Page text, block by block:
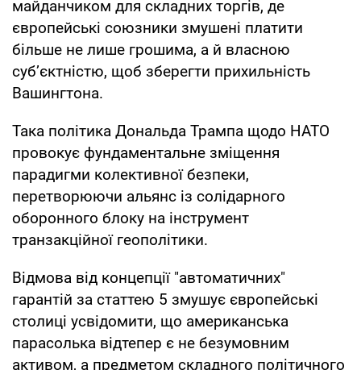
майданчиком для складних торгів, де
європейські союзники змушені платити
більше не лише грошима, а й власною
суб’єктністю, щоб зберегти прихильність
Вашингтона.
Така політика Дональда Трампа щодо НАТО
провокує фундаментальне зміщення
парадигми колективної безпеки,
перетворюючи альянс із солідарного
оборонного блоку на інструмент
транзакційної геополітики.
Відмова від концепції "автоматичних"
гарантій за статтею 5 змушує європейські
столиці усвідомити, що американська
парасолька відтепер є не безумовним
активом, а предметом складного політичного